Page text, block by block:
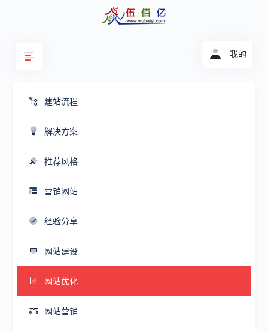
我的
建站流程
解决方案
推荐风格
营销网站
经验分享
网站建设
网站优化
网站营销